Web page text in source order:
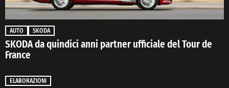
AUTO SKODA
SKODA da quindici anni partner ufficiale del Tour de
France
ELABORAZIONI